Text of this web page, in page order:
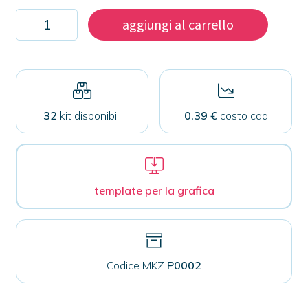
Kit
spillette
con
quantità
aggiungi al carrello
32 kit disponibili 0.39 €costo cad
template per la grafica
Codice MKZ P0002